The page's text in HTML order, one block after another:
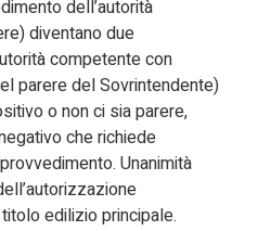
dell’autorità
diventano due
competente con
parere del Sovrintendente)
o non ci sia parere,
che richiede
Unanimità
edilizio principale.